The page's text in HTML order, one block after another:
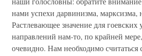
нами успехи дарвинизма, марксизма,
Растлевающее значение для гоевских
направлений нам-то, по крайней
очевидно. Нам необходимо